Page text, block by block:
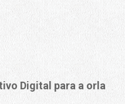
Digital para a orla